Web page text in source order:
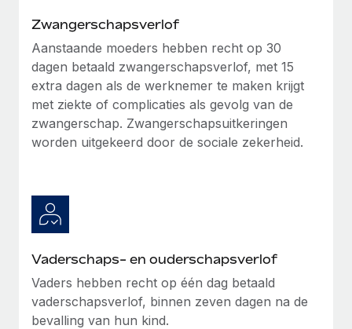
Zwangerschapsverlof
Aanstaande moeders hebben recht op 30
dagen betaald zwangerschapsverlof, met 15
extra dagen als de werknemer te maken krijgt
met ziekte of complicaties als gevolg van de
zwangerschap. Zwangerschapsuitkeringen
worden uitgekeerd door de sociale zekerheid.
Vaderschaps- en ouderschapsverlof
Vaders hebben recht op één dag betaald
vaderschapsverlof, binnen zeven dagen na de
bevalling van hun kind.